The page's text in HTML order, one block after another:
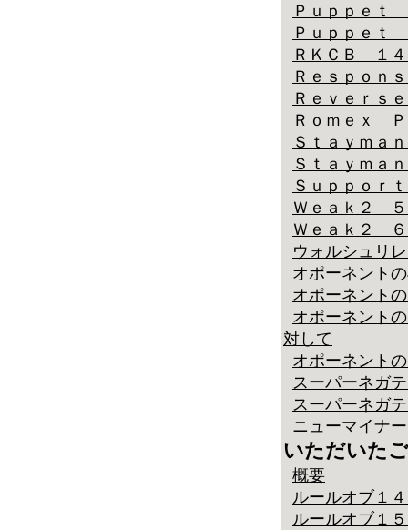
Ｐｕｐｐｅｔ
Ｐｕｐｐｅｔ
ＲＫＣＢ １
Ｒｅｓｐｏｎ
Ｒｅｖｅｒｓ
Ｒｏｍｅｘ
Ｓｔａｙｍａ
Ｓｔａｙｍａ
Ｓｕｐｐｏｒ
Ｗｅａｋ２
Ｗｅａｋ２
ウォルシュリ
オポーネント
オポーネント
オポーネント
対して
オポーネント
スーパーネガ
スーパーネガ
ニューマイナ
いただいた
概要
ルールオブ１
ルールオブ１